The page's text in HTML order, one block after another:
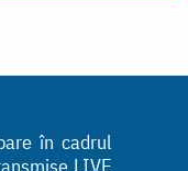
în cadrul